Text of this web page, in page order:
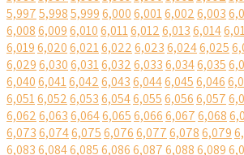
5,9975,9985,9996,0006,0016,0026,003
6,0086,0096,0106,0116,0126,0136,014
6,0196,0206,0216,0226,0236,0246,025
6,0296,0306,0316,0326,0336,0346,035
6,0406,0416,0426,0436,0446,0456,046
6,0516,0526,0536,0546,0556,0566,057
6,0626,0636,0646,0656,0666,0676,068
6,0736,0746,0756,0766,0776,0786,079
6,0836,0846,0856,0866,0876,0886,089